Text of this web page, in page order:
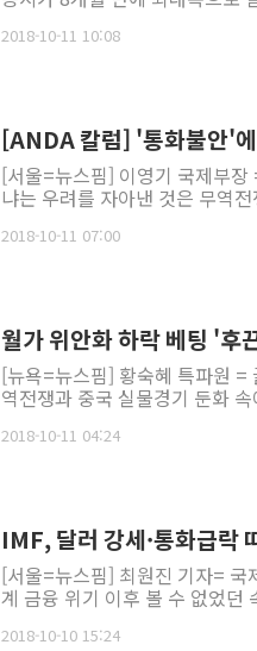
2018-10-11 10:08
[ANDA 칼럼] '통화불안'
[서울=뉴스핌] 이영기 국제부장
냐는 우려를 자아낸 것은 무역
2018-10-11 07:00
월가 위안화 하락 베팅 '후
[뉴욕=뉴스핌] 황숙혜 특파원 =
역전쟁과 중국 실물경기 둔화
2018-10-11 04:24
IMF, 달러 강세·통화급락
[서울=뉴스핌] 최원진 기자= 국
계 금융 위기 이후 볼 수 없었던
2018-10-10 15:24